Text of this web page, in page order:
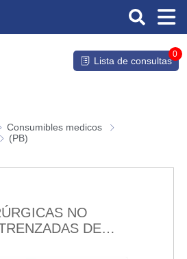
Lista de consultas
0
Consumibles medicos
(PB)
NO
DE